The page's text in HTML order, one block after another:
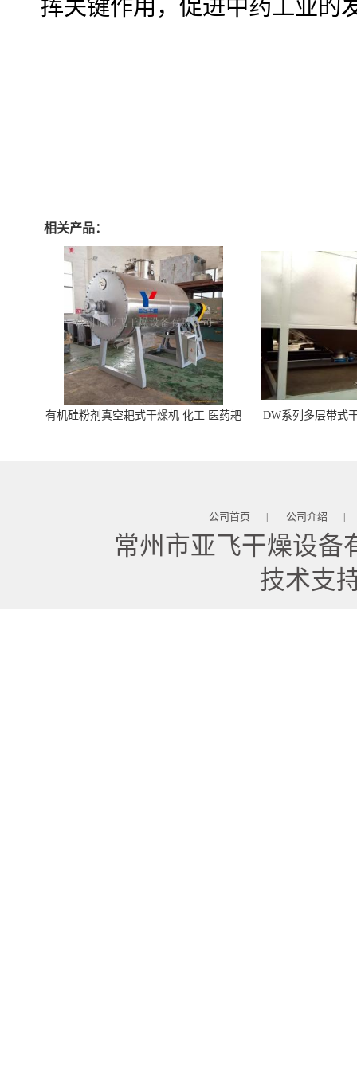
挥关键作用，促进中药工业的
相关产品：
有机硅粉剂真空耙式干燥机 化工 医药耙
DW系列多层带式
公司首页 | 公司介绍 |
常州市亚飞干燥设备
技术支